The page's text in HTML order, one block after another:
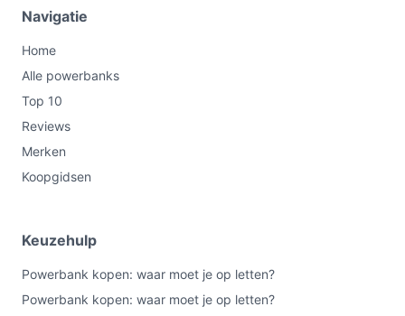
Navigatie
Home
Alle powerbanks
Top 10
Reviews
Merken
Koopgidsen
Keuzehulp
Powerbank kopen: waar moet je op letten?
Powerbank kopen: waar moet je op letten?